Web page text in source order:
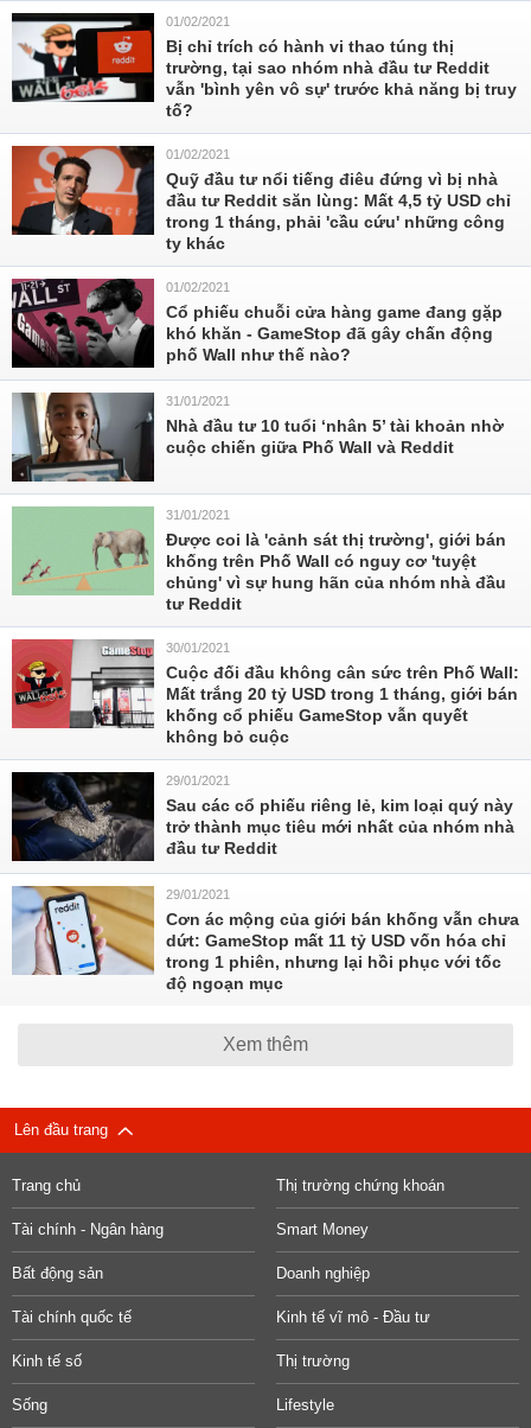
01/02/2021
Bị chỉ trích có hành vi thao túng thị
trường, tại sao nhóm nhà đầu tư Reddit
vẫn 'bình yên vô sự' trước khả năng bị truy
tố?
01/02/2021
Quỹ đầu tư nổi tiếng điêu đứng vì bị nhà
đầu tư Reddit săn lùng: Mất 4,5 tỷ USD chỉ
trong 1 tháng, phải 'cầu cứu' những công
ty khác
01/02/2021
Cổ phiếu chuỗi cửa hàng game đang gặp
khó khăn - GameStop đã gây chấn động
phố Wall như thế nào?
31/01/2021
Nhà đầu tư 10 tuổi ‘nhân 5’ tài khoản nhờ
cuộc chiến giữa Phố Wall và Reddit
31/01/2021
Được coi là 'cảnh sát thị trường', giới bán
khống trên Phố Wall có nguy cơ 'tuyệt
chủng' vì sự hung hãn của nhóm nhà đầu
tư Reddit
30/01/2021
Cuộc đối đầu không cân sức trên Phố Wall:
Mất trắng 20 tỷ USD trong 1 tháng, giới bán
khống cổ phiếu GameStop vẫn quyết
không bỏ cuộc
29/01/2021
Sau các cổ phiếu riêng lẻ, kim loại quý này
trở thành mục tiêu mới nhất của nhóm nhà
đầu tư Reddit
29/01/2021
Cơn ác mộng của giới bán khống vẫn chưa
dứt: GameStop mất 11 tỷ USD vốn hóa chỉ
trong 1 phiên, nhưng lại hồi phục với tốc
độ ngoạn mục
Xem thêm
Lên đầu trang
Trang chủ Thị trường chứng khoán
Tài chính - Ngân hàng Smart Money
Bất động sản Doanh nghiệp
Tài chính quốc tế Kinh tế vĩ mô - Đầu tư
Kinh tế số Thị trường
Sống Lifestyle